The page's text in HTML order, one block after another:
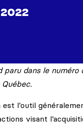
2022
paru dans le numéro
est l’outil
visant